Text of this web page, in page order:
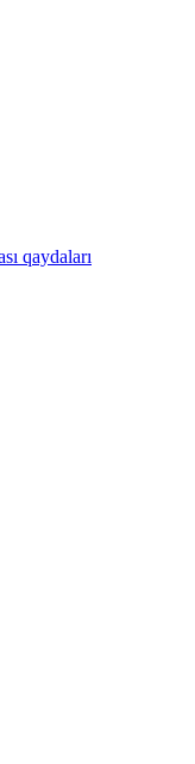
qaydaları